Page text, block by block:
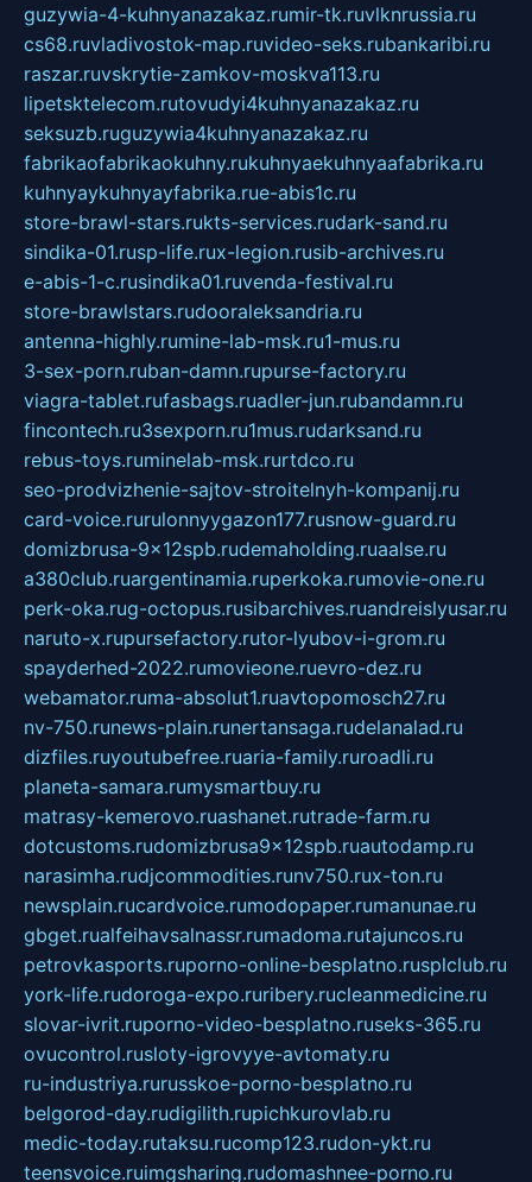
guzywia-4-kuhnyanazakaz.rumir-tk.ruvlknrussia.ru
cs68.ruvladivostok-map.ruvideo-seks.rubankaribi.ru
raszar.ruvskrytie-zamkov-moskva113.ru
lipetsktelecom.rutovudyi4kuhnyanazakaz.ru
seksuzb.ruguzywia4kuhnyanazakaz.ru
fabrikaofabrikaokuhny.rukuhnyaekuhnyaafabrika.ru
kuhnyaykuhnyayfabrika.rue-abis1c.ru
store-brawl-stars.rukts-services.rudark-sand.ru
sindika-01.rusp-life.rux-legion.rusib-archives.ru
e-abis-1-c.rusindika01.ruvenda-festival.ru
store-brawlstars.rudooraleksandria.ru
antenna-highly.rumine-lab-msk.ru1-mus.ru
3-sex-porn.ruban-damn.rupurse-factory.ru
viagra-tablet.rufasbags.ruadler-jun.rubandamn.ru
fincontech.ru3sexporn.ru1mus.rudarksand.ru
rebus-toys.ruminelab-msk.rurtdco.ru
seo-prodvizhenie-sajtov-stroitelnyh-kompanij.ru
card-voice.rurulonnyygazon177.rusnow-guard.ru
domizbrusa-9x12spb.rudemaholding.ruaalse.ru
a380club.ruargentinamia.ruperkoka.rumovie-one.ru
perk-oka.rug-octopus.rusibarchives.ruandreislyusar.ru
naruto-x.rupursefactory.rutor-lyubov-i-grom.ru
spayderhed-2022.rumovieone.ruevro-dez.ru
webamator.ruma-absolut1.ruavtopomosch27.ru
nv-750.runews-plain.runertansaga.rudelanalad.ru
dizfiles.ruyoutubefree.ruaria-family.ruroadli.ru
planeta-samara.rumysmartbuy.ru
matrasy-kemerovo.ruashanet.rutrade-farm.ru
dotcustoms.rudomizbrusa9x12spb.ruautodamp.ru
narasimha.rudjcommodities.runv750.rux-ton.ru
newsplain.rucardvoice.rumodopaper.rumanunae.ru
gbget.rualfeihavsalnassr.rumadoma.rutajuncos.ru
petrovkasports.ruporno-online-besplatno.rusplclub.ru
york-life.rudoroga-expo.ruribery.rucleanmedicine.ru
slovar-ivrit.ruporno-video-besplatno.ruseks-365.ru
ovucontrol.rusloty-igrovyye-avtomaty.ru
ru-industriya.rurusskoe-porno-besplatno.ru
belgorod-day.rudigilith.rupichkurovlab.ru
medic-today.rutaksu.rucomp123.rudon-ykt.ru
teensvoice.ruimgsharing.rudomashnee-porno.ru